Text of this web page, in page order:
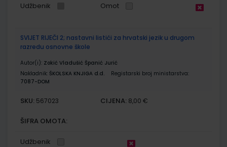
Udžbenik Omot
SVIJET RIJEČI 2; nastavni listići za hrvatski jezik u drugom
razredu osnovne škole
Autor(i): Zokić Vladušić Španić Jurić
Nakladnik: ŠKOLSKA KNJIGA d.d.
Registarski broj ministarstva:
7087-DOM
SKU: 567023 CIJENA: 8,00 €
ŠIFRA OMOTA:
Udžbenik